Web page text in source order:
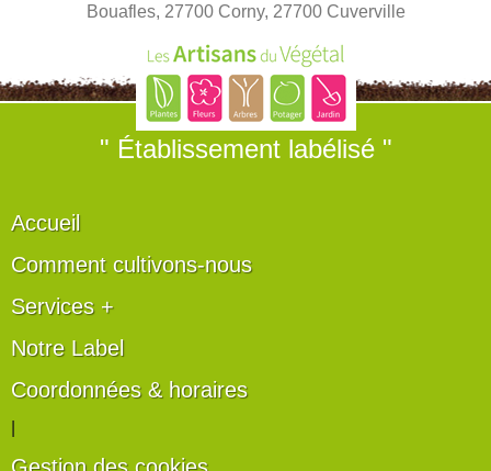
Bouafles, 27700 Corny, 27700 Cuverville
" Établissement labélisé "
Accueil
Comment cultivons-nous
Services +
Notre Label
Coordonnées & horaires